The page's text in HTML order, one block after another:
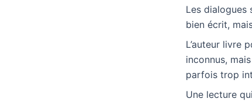
Les dialogues
bien écrit,
L’auteur livre
inconnus,
parfois trop
Une lecture